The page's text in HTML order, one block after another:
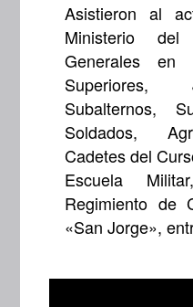
Asistieron al
Ministerio del
Generales en
Superiores,
Subalternos,
Soldados,
Cadetes del
Escuela
Regimiento de
«San Jorge»,